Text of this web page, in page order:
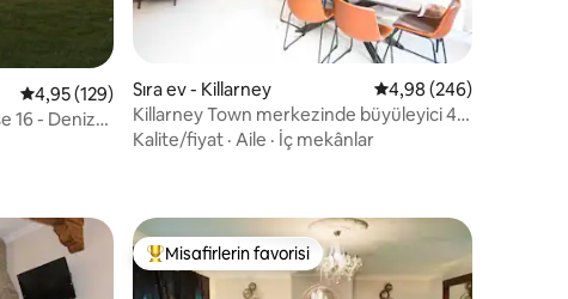
5 üzerinden ortalama 4,95 puan, 129 değerlendirme
4,95 (129)
16 - Deniz
Sıra ev - Killarney 5 üzerinden ortalama
4,98 (246)
Killarney Town merkezinde büyüleyici 4
yatak odalı sıra ev
Kalite/fiyat · Aile · İç mekânlar
beğenilenler arasındaMisafirlerin favorilerinden en beğenilenler arasında
Misafirlerin favorisi